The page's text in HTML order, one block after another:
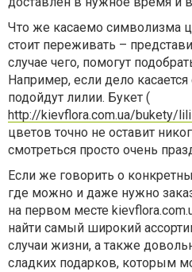
Что же касаемо символизма
стоит переживать –
случае чего, помогут
Например, если дело касается
подойдут лилии. Букет (
http://kievflora.com.ua/bukety/
цветов точно не оставит
смотреться просто очень
Если же говорить о
где можно и даже нужно
на первом месте
найти самый широкий
случаи жизни, а также
сладких подарков, которым